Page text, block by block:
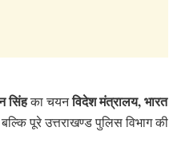
सिंहका चयनविदेश मंत्रालय, भारत
पूरे उत्तराखण्ड पुलिस विभाग की